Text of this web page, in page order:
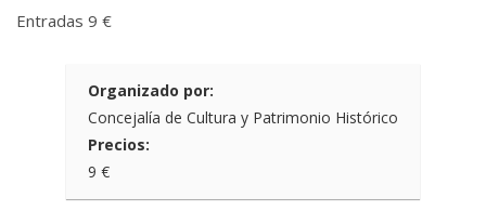
Entradas 9 €
Organizado por:
Concejalía de Cultura y Patrimonio Histórico
Precios:
9 €